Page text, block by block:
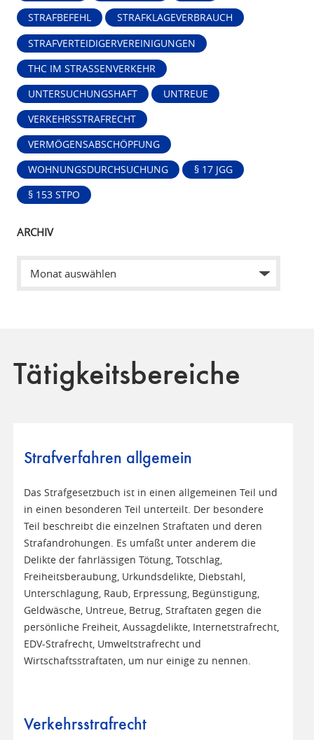
STRAFBEFEHL STRAFKLAGEVERBRAUCH
STRAFVERTEIDIGERVEREINIGUNGEN
THC IM STRASSENVERKEHR
UNTERSUCHUNGSHAFT UNTREUE
VERKEHRSSTRAFRECHT
VERMÖGENSABSCHÖPFUNG
WOHNUNGSDURCHSUCHUNG § 17 JGG
§ 153 STPO
ARCHIV
Tätigkeitsbereiche
Strafverfahren allgemein
Das Strafgesetzbuch ist in einen allgemeinen Teil und
in einen besonderen Teil unterteilt. Der besondere
Teil beschreibt die einzelnen Straftaten und deren
Strafandrohungen. Es umfaßt unter anderem die
Delikte der fahrlässigen Tötung, Totschlag,
Freiheitsberaubung, Urkundsdelikte, Diebstahl,
Unterschlagung, Raub, Erpressung, Begünstigung,
Geldwäsche, Untreue, Betrug, Straftaten gegen die
persönliche Freiheit, Aussagdelikte, Internetstrafrecht,
EDV-Strafrecht, Umweltstrafrecht und
Wirtschaftsstraftaten, um nur einige zu nennen.
Verkehrsstrafrecht